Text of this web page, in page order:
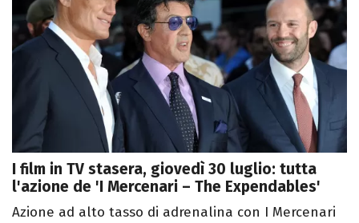
I film in TV stasera, giovedì 30 luglio: tutta
l'azione de 'I Mercenari – The Expendables'
Azione ad alto tasso di adrenalina con I Mercenari